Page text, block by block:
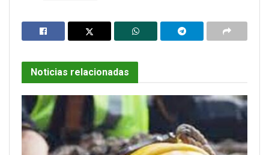
Noticias relacionadas